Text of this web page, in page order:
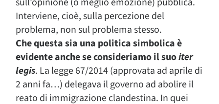
Interviene, cioè, sulla percezione del
problema, non sul problema stesso.
Che questa sia una politica simbolica è
evidente anche se consideriamo il suoiter
legis. La legge 67/2014 (approvata ad aprile di
2 anni fa…) delegava il governo ad abolire il
reato di immigrazione clandestina. In quei